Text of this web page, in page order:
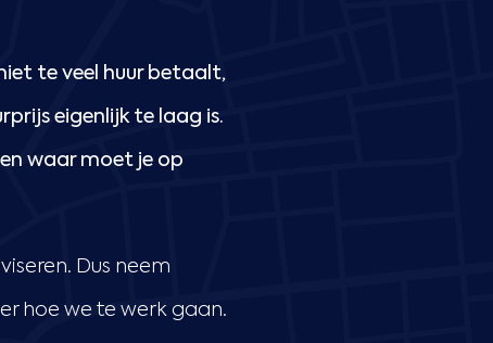
te veel huur betaalt,
eigenlijk te laag is.
waar moet je op
Dus neem
hoe we te werk gaan.